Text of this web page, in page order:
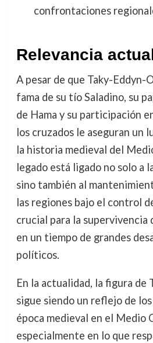
confrontaciones
Relevancia
A pesar de que Taky-Eddyn-
fama de su tío Saladino, su
de Hama y su participación
los cruzados le aseguran un
la historia medieval del
legado está ligado no solo a
sino también al
las regiones bajo el control
crucial para la supervivencia
en un tiempo de grandes
políticos.
En la actualidad, la figura de
sigue siendo un reflejo de
época medieval en el Medio
especialmente en lo que